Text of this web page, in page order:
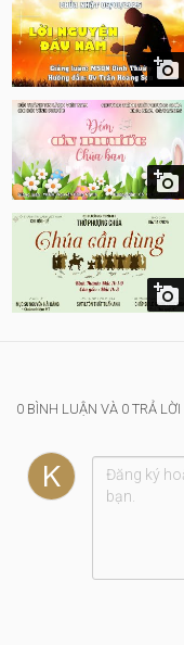



0 BÌNH LUẬN VÀ 0 TRẢ LỜI